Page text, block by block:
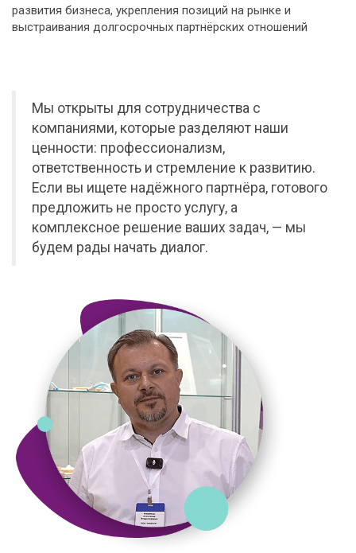
развития бизнеса, укрепления позиций на рынке и
выстраивания долгосрочных партнёрских отношений
Мы открыты для сотрудничества с
компаниями, которые разделяют наши
ценности: профессионализм,
ответственность и стремление к развитию.
Если вы ищете надёжного партнёра, готового
предложить не просто услугу, а
комплексное решение ваших задач, — мы
будем рады начать диалог.